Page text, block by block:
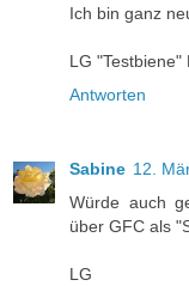
Ich bin ganz
LG "Testbiene"
Antworten
Sabine 12.
Würde auch
über GFC als
LG